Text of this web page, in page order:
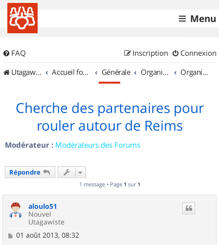
Menu
FAQ Connexion
Inscription
UtagawaVTT (Randos VTT et VTTAE avec traces GPS)
Accueil forum Générale Organisation de sorties & Recherche de partenaires Organisation de sorties en région Champagne Ardenne
Cherche des partenaires pour
rouler autour de Reims
Modérateur : Modérateurs des Forums
Répondre
1 message • Page 1 sur 1
aloulo51
Nouvel
Utagawiste
M
01 août 2013, 08:32